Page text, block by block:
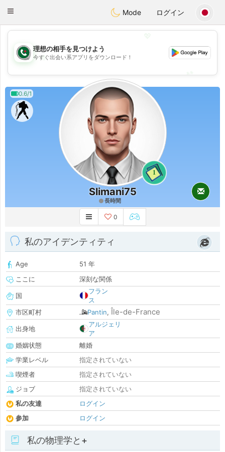
Weshrak
Toggle
Mode ログイン
💖
💕
理想の相手を見つけよう
今すぐ出会い系アプリをダウンロード！
0.6/1
1
Slimani75
長時間
0
私のアイデンティティ
Age
51 年
ここに
深刻な関係
国
フラン
ス
市区町村
Pantin, Île-de-France
出身地
アルジェリ
ア
婚姻状態
離婚
学業レベル
指定されていない
喫煙者
指定されていない
ジョブ
指定されていない
私の友達
ログイン
参加
ログイン
私の物理学と+